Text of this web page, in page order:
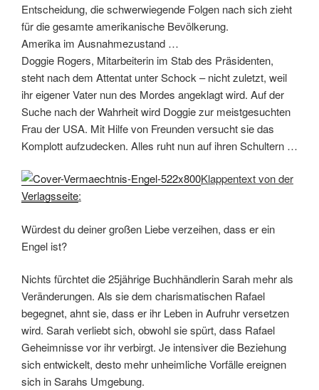
Entscheidung, die schwerwiegende Folgen nach sich zieht
für die gesamte amerikanische Bevölkerung.
Amerika im Ausnahmezustand …
Doggie Rogers, Mitarbeiterin im Stab des Präsidenten,
steht nach dem Attentat unter Schock – nicht zuletzt, weil
ihr eigener Vater nun des Mordes angeklagt wird. Auf der
Suche nach der Wahrheit wird Doggie zur meistgesuchten
Frau der USA. Mit Hilfe von Freunden versucht sie das
Komplott aufzudecken. Alles ruht nun auf ihren Schultern …
Klappentext von der
Verlagsseite:
Würdest du deiner großen Liebe verzeihen, dass er ein
Engel ist?
Nichts fürchtet die 25jährige Buchhändlerin Sarah mehr als
Veränderungen. Als sie dem charismatischen Rafael
begegnet, ahnt sie, dass er ihr Leben in Aufruhr versetzen
wird. Sarah verliebt sich, obwohl sie spürt, dass Rafael
Geheimnisse vor ihr verbirgt. Je intensiver die Beziehung
sich entwickelt, desto mehr unheimliche Vorfälle ereignen
sich in Sarahs Umgebung.